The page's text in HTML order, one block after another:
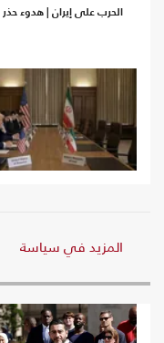
الحرب على إيران | هدوء
المزيد في سياسة